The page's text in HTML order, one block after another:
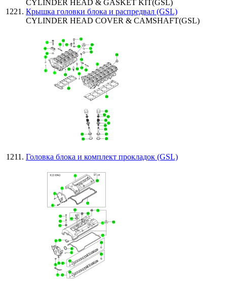
CYLINDER HEAD & GASKET KIT(GSL)
Крышка головки блока и распредвал (GSL)
CYLINDER HEAD COVER & CAMSHAFT(GSL)
Головка блока и комплект прокладок (GSL)